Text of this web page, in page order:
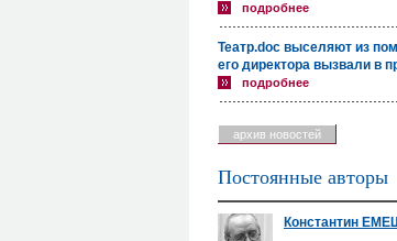
подробнее
Театр.doc выселяют из
его директора вызвали в
подробнее
архив новостей
Постоянные авторы
Константин